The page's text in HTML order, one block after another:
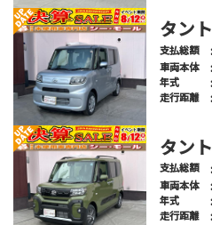
タント
支払総額
車両本体
年式
走行距離
タント
支払総額
車両本体
年式
走行距離